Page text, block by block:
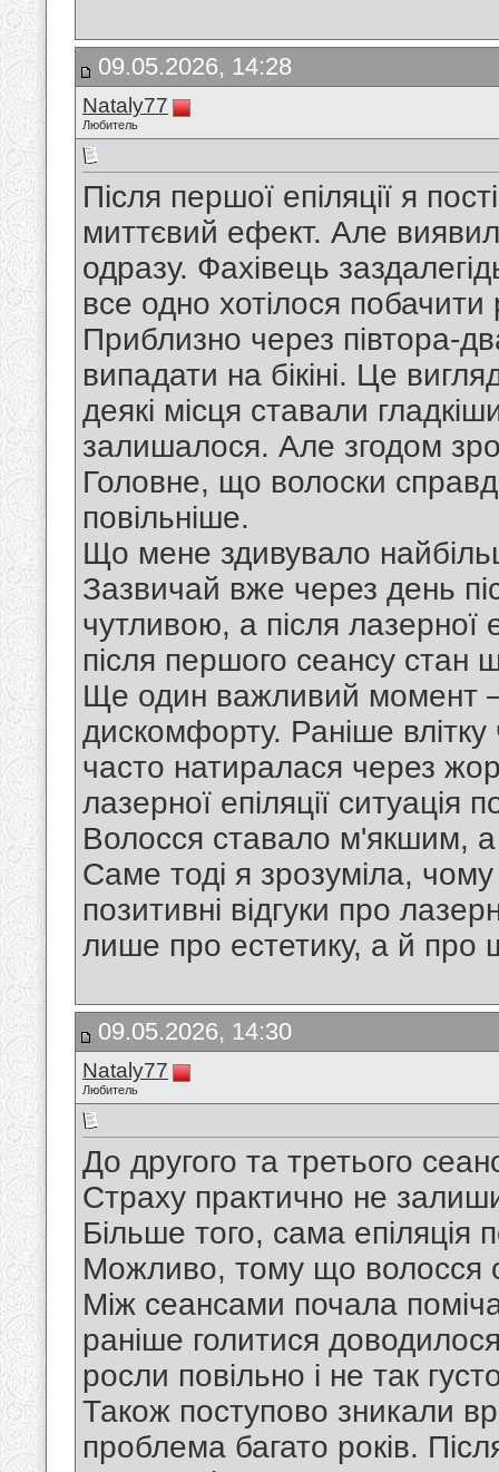
09.05.2026, 14:28
Nataly77
Любитель
Після першої епіляції я
миттєвий ефект. Але
одразу. Фахівець
все одно хотілося
Приблизно через півтора-
випадати на бікіні. Це
деякі місця ставали
залишалося. Але згодом
Головне, що волоски
повільніше.
Що мене здивувало
Зазвичай вже через день
чутливою, а після лазерної
після першого сеансу стан
Ще один важливий момент –
дискомфорту. Раніше влітку
часто натиралася через
лазерної епіляції ситуація
Волосся ставало м'якшим,
Саме тоді я зрозуміла,
позитивні відгуки про
лише про естетику, а й про
09.05.2026, 14:30
Nataly77
Любитель
До другого та третього
Страху практично не
Більше того, сама
Можливо, тому що волосся
Між сеансами почала
раніше голитися
росли повільно і не так
Також поступово зникали
проблема багато років.